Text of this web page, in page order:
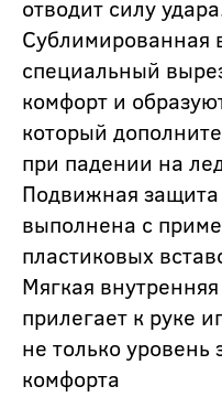
отводит силу
Сублимированная
специальный
комфорт и
который
при падении на
Подвижная
выполнена с
пластиковых
Мягкая
прилегает к руке
не только
комфорта